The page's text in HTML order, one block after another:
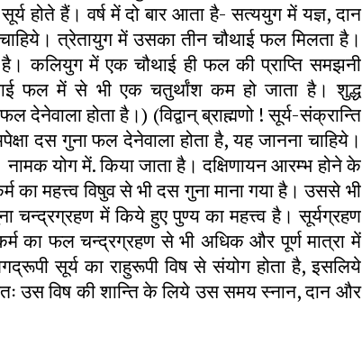
होते हैं। वर्ष में दो बार आता है- सत्ययुग में यज्ञ, दान
त्रेतायुग में उसका तीन चौथाई फल मिलता है।
है। कलियुग में एक चौथाई ही फल की प्राप्ति समझनी
फल में से भी एक चतुर्थांश कम हो जाता है। शुद्ध
होता है।) (विद्वान् ब्राह्मणो ! सूर्य-संक्रान्ति
दस गुना फल देनेवाला होता है, यह जानना चाहिये।
योग में. किया जाता है। दक्षिणायन आरम्भ होने के
का महत्त्व विषुव से भी दस गुना माना गया है। उससे भी
में किये हुए पुण्य का महत्त्व है। सूर्यग्रहण
का फल चन्द्रग्रहण से भी अधिक और पूर्ण मात्रा में
सूर्य का राहुरूपी विष से संयोग होता है, इसलिये
उस विष की शान्ति के लिये उस समय स्नान, दान और